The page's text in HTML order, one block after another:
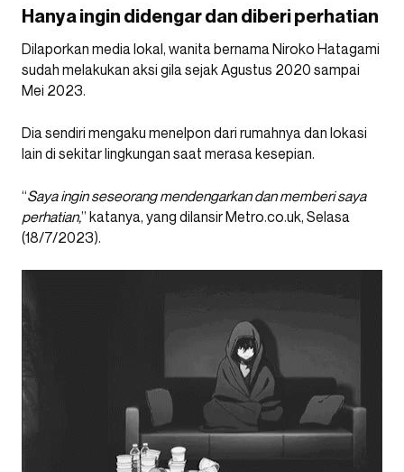
Hanya ingin didengar dan diberi perhatian
Dilaporkan media lokal, wanita bernama Niroko Hatagami
sudah melakukan aksi gila sejak Agustus 2020 sampai
Mei 2023.
Dia sendiri mengaku menelpon dari rumahnya dan lokasi
lain di sekitar lingkungan saat merasa kesepian.
“Saya ingin seseorang mendengarkan dan memberi saya
perhatian,” katanya, yang dilansir Metro.co.uk, Selasa
(18/7/2023).